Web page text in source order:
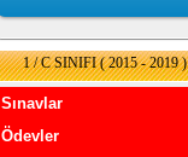
1 / C SINIFI ( 2015 - 2019 )
Sınavlar
Ödevler